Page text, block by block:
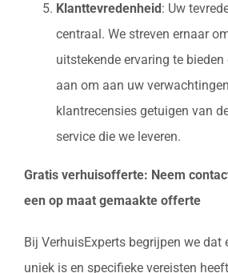
Klanttevredenheid : Uw
centraal. We streven ernaar
uitstekende ervaring te bieden
aan om aan uw
klantrecensies getuigen van
service die we leveren.
Gratis verhuisofferte: Neem
een op maat gemaakte offerte
Bij VerhuisExperts begrijpen we dat
uniek is en specifieke vereisten